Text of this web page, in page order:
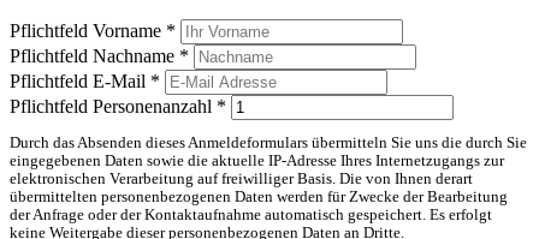
Pflichtfeld Vorname *
Pflichtfeld Nachname *
Pflichtfeld E-Mail *
Pflichtfeld Personenanzahl *
Durch das Absenden dieses Anmeldeformulars übermitteln Sie uns die durch Sie
eingegebenen Daten sowie die aktuelle IP-Adresse Ihres Internetzugangs zur
elektronischen Verarbeitung auf freiwilliger Basis. Die von Ihnen derart
übermittelten personenbezogenen Daten werden für Zwecke der Bearbeitung
der Anfrage oder der Kontaktaufnahme automatisch gespeichert. Es erfolgt
keine Weitergabe dieser personenbezogenen Daten an Dritte.